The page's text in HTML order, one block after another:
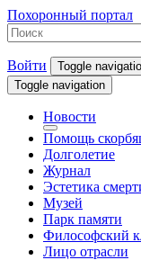
Похоронный портал
Войти
Toggle
Toggle navigation
Новости
Помощь
Долголетие
Журнал
Эстетика
Музей
Парк памяти
Философский
Лицо отрасли